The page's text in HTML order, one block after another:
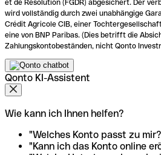
et de Résolution (FGDR) abgesichert. Der
wird vollständig durch zwei unabhängige
Crédit Agricole CIB, einer
eine von BNP Paribas. (Dies betrifft die
Zahlungskontobeständen, nicht Qonto
Qonto KI-Assistent
Wie kann ich Ihnen helfen?
"Welches Konto passt zu
"Kann ich das Konto online